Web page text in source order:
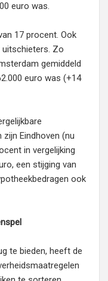
euro was.
17 procent. Ook
uitschieters. Zo
gemiddeld
euro was (+14
Eindhoven (nu
in vergelijking
een stijging van
ook
te bieden, heeft de